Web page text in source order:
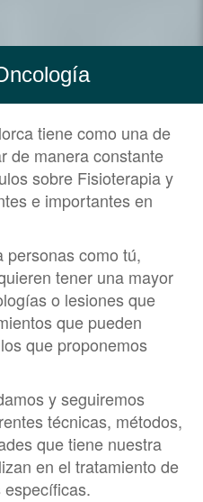
tiene como una de
de manera constante
sobre Fisioterapia y
e importantes en
personas como tú,
tener una mayor
o lesiones que
que pueden
que proponemos
y seguiremos
técnicas, métodos,
que tiene nuestra
en el tratamiento de